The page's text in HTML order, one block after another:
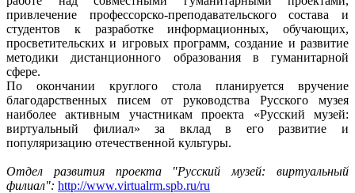
привлечение профессорско-преподавательского состава и
студентов к разработке информационных, обучающих,
просветительских и игровых программ, создание и развитие
методики дистанционного образования в гуманитарной
сфере.
По окончании круглого стола планируется вручение
благодарственных писем от руководства Русского музея
наиболее активным участникам проекта «Русский музей:
виртуальный филиал» за вклад в его развитие и
популяризацию отечественной культуры.
Отдел развития проекта "Русский музей: виртуальный
филиал": http://www.virtualrm.spb.ru/ru